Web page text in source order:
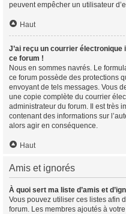
peuvent empêcher un utilisateur
Haut
J’ai reçu un courrier électronique
ce forum !
Nous en sommes navrés. Le
ce forum possède des protections
envoyant de tels messages. Vous
une copie complète du courrier
administrateur du forum. Il est très
contenant des informations sur
alors agir en conséquence.
Haut
Amis et ignorés
À quoi sert ma liste d’amis et
Vous pouvez utiliser ces listes afin
forum. Les membres ajoutés à